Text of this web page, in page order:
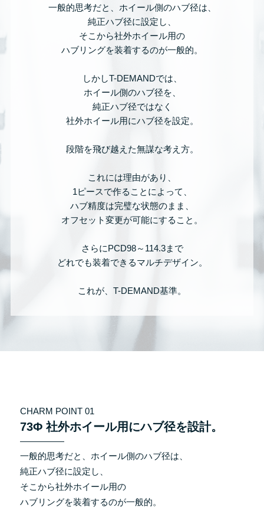
一般的思考だと、ホイール側のハブ径は、
純正ハブ径に設定し、
そこから社外ホイール用の
ハブリングを装着するのが一般的。
しかしT-DEMANDでは、
ホイール側のハブ径を、
純正ハブ径ではなく
社外ホイール用にハブ径を設定。
段階を飛び越えた無謀な考え方。
これには理由があり、
1ピースで作ることによって、
ハブ精度は完璧な状態のまま、
オフセット変更が可能にすること。
さらにPCD98～114.3まで
どれでも装着できるマルチデザイン。
これが、T-DEMAND基準。
CHARM POINT 01
73Φ 社外ホイール用にハブ径を設計。
一般的思考だと、ホイール側のハブ径は、
純正ハブ径に設定し、
そこから社外ホイール用の
ハブリングを装着するのが一般的。